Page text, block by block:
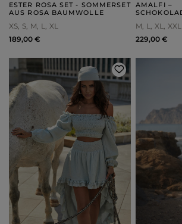
ESTER ROSA SET - SOMMERSET
AUS ROSA BAUMWOLLE
XS S M L
XL
189,00 €
AMALFI –
RAFFUNG
M L XL
XXL
229,00 €